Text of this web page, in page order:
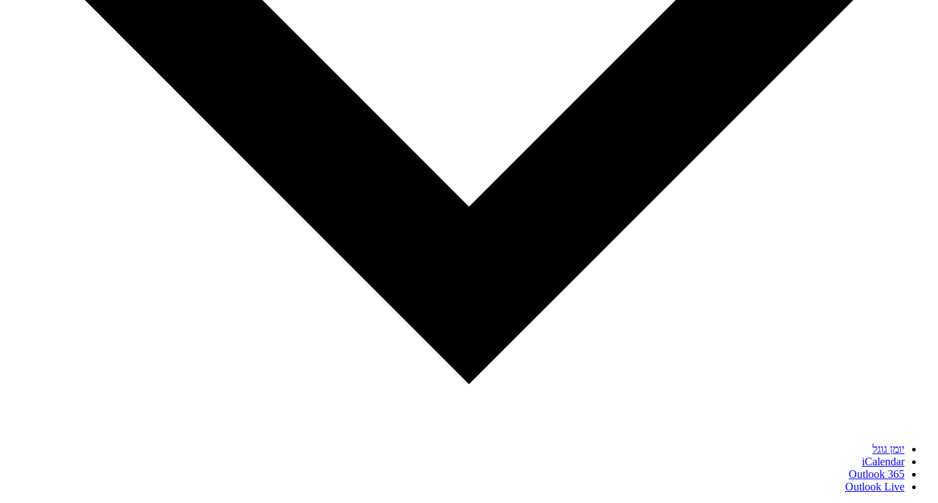
יומן גוגל
iCalendar
Outlook 365
Outlook Live